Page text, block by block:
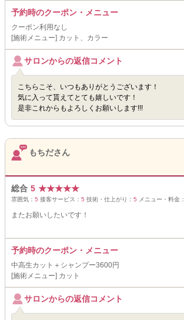
予約時のクーポン・メニュー
クーポン利用なし
[施術メニュー] カット、カラー
サロンからの返信コメント
こちらこそ、いつもありがとうございます！
気に入って貰えてとても嬉しいです！
是非これからもよろしくお願いします!!!
もちださん
総合 5 ★★★★★
雰囲気： 5 接客サービス： 5 技術・仕上がり： 5 メニュー・料金：
またお願いしたいです！
予約時のクーポン・メニュー
中高生カット＋シャンプー3600円
[施術メニュー] カット
サロンからの返信コメント